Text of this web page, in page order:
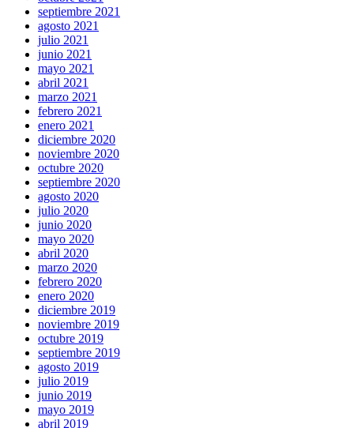
septiembre 2021
agosto 2021
julio 2021
junio 2021
mayo 2021
abril 2021
marzo 2021
febrero 2021
enero 2021
diciembre 2020
noviembre 2020
octubre 2020
septiembre 2020
agosto 2020
julio 2020
junio 2020
mayo 2020
abril 2020
marzo 2020
febrero 2020
enero 2020
diciembre 2019
noviembre 2019
octubre 2019
septiembre 2019
agosto 2019
julio 2019
junio 2019
mayo 2019
abril 2019